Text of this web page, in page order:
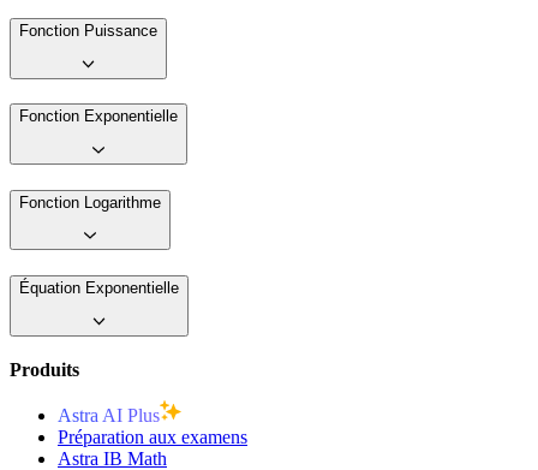
Fonction Puissance
Fonction Exponentielle
Fonction Logarithme
Équation Exponentielle
Produits
Astra AI Plus
Préparation aux examens
Astra IB Math